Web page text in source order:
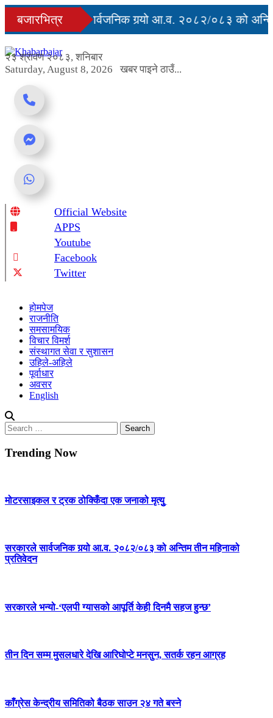
Skip
content
बजारभित्र
सरकारले सार्वजनिक गर्‍यो आ.व. २०८२/०८३ को अन्तिम
२३ श्रावण २०८३, शनिबार
Saturday, August 8, 2026
खबर पाइने ठाउँ...
Online News Portal
Official Website
APPS
Youtube
Facebook
Twitter
होमपेज
राजनीति
समसामयिक
विचार विमर्श
संस्थागत सेवा र सुशासन
उहिले-अहिले
पूर्वाधार
अवसर
English
Search
for:
Trending Now
मोटरसाइकल र ट्रक ठोक्किँदा एक जनाको मृत्युु
सरकारले सार्वजनिक गर्‍यो आ.व. २०८२/०८३ को अन्तिम तीन महिनाको
प्रतिवेदन
सरकारले भन्यो-‘एलपी ग्यासको आपूर्ति केही दिनमै सहज हुन्छ’
तीन दिन सम्म मुसलधारे देखि आरिघोप्टे मनसुन, सतर्क रहन आग्रह
काँग्रेस केन्द्रीय समितिको बैठक साउन २४ गते बस्ने